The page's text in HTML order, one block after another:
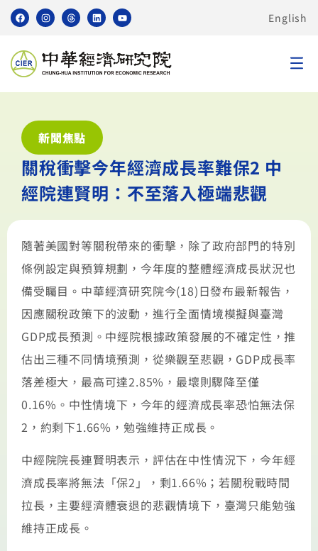
English
新聞焦點
關稅衝擊今年經濟成長率難保2 中
經院連賢明：不至落入極端悲觀
隨著美國對等關稅帶來的衝擊，除了政府部門的特別
條例設定與預算規劃，今年度的整體經濟成長狀況也
備受矚目。中華經濟研究院今(18)日發布最新報告，
因應關稅政策下的波動，進行全面情境模擬與臺灣
GDP成長預測。中經院根據政策發展的不確定性，推
估出三種不同情境預測，從樂觀至悲觀，GDP成長率
落差極大，最高可達2.85%，最壞則驟降至僅
0.16%。中性情境下，今年的經濟成長率恐怕無法保
2，約剩下1.66%，勉強維持正成長。
中經院院長連賢明表示，評估在中性情況下，今年經
濟成長率將無法「保2」，剩1.66%；若關稅戰時間
拉長，主要經濟體衰退的悲觀情境下，臺灣只能勉強
維持正成長。